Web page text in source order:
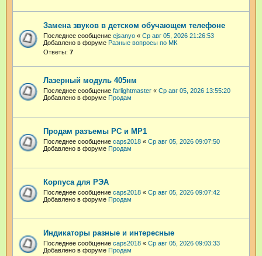
Замена звуков в детском обучающем телефоне
Последнее сообщение ejsanyo « Ср авг 05, 2026 21:26:53
Добавлено в форуме Разные вопросы по МК
Ответы: 7
Лазерный модуль 405нм
Последнее сообщение farlightmaster « Ср авг 05, 2026 13:55:20
Добавлено в форуме Продам
Продам разъемы РС и МР1
Последнее сообщение caps2018 « Ср авг 05, 2026 09:07:50
Добавлено в форуме Продам
Корпуса для РЭА
Последнее сообщение caps2018 « Ср авг 05, 2026 09:07:42
Добавлено в форуме Продам
Индикаторы разные и интересные
Последнее сообщение caps2018 « Ср авг 05, 2026 09:03:33
Добавлено в форуме Продам